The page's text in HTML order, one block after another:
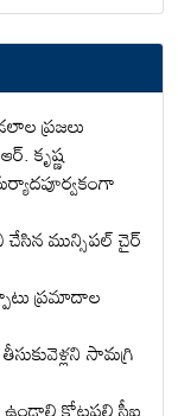
ప్రజలు
కృష్ణ
చేసిన మున్సిపల్ చైర్
ప్రమాదాల
సామగ్రి